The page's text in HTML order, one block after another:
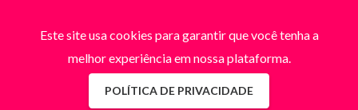
Este site usa cookies para garantir que você tenha a
melhor experiência em nossa plataforma.
POLÍTICA DE PRIVACIDADE